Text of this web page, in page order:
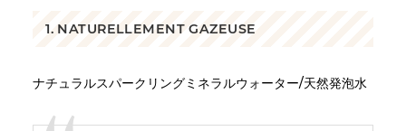
1. NATURELLEMENT GAZEUSE
ナチュラルスパークリングミネラルウォーター/天然発泡水